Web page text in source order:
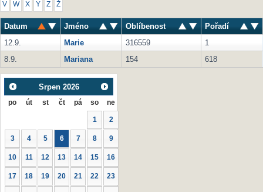
V W X Y Z Ž
Datum Jméno Oblíbenost
Pořadí
12.9.
Marie 316559
1
8.9.
Mariana 154 618
Srpen 2026
po út st čt pá so ne
1 2
3 4 5 6 7 8 9
10 11 12 13 14 15 16
17 18 19 20 21 22 23